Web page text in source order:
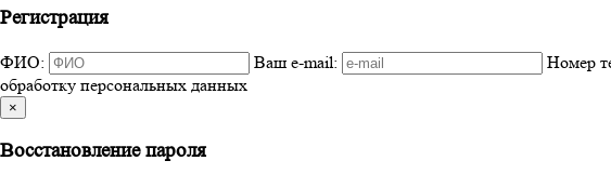
Регистрация
ФИО: Ваш e-mail: Номер
обработку персональных данных
×
Восстановление пароля